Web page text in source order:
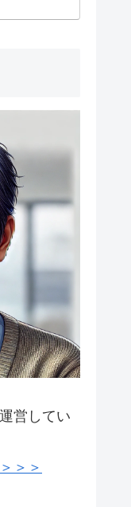
営してい
＞＞